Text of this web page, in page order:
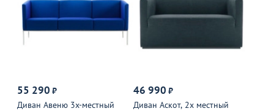
55 290 ₽
Диван Авеню 3х-местный
46 990 ₽
Диван Аскот, 2х местный